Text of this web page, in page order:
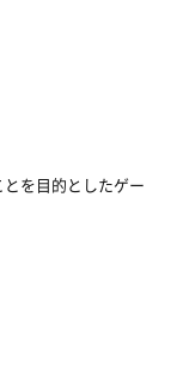
を目的としたゲー